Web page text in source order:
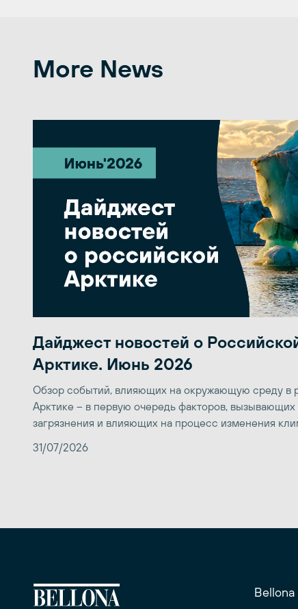
More News
Дайджест новостей о
Арктике. Июнь 2026
Обзор событий, влияющих на окружающую среду в
Арктике – в первую очередь факторов, вызывающих
загрязнения и влияющих на процесс изменения
31/07/2026